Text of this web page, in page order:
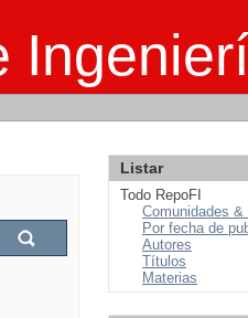
Listar
Todo RepoFI
Comunidades &
Por fecha de
Autores
Títulos
Materias